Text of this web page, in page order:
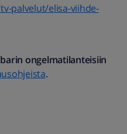
palvelut/elisa-viihde-
ongelmatilanteisiin
.